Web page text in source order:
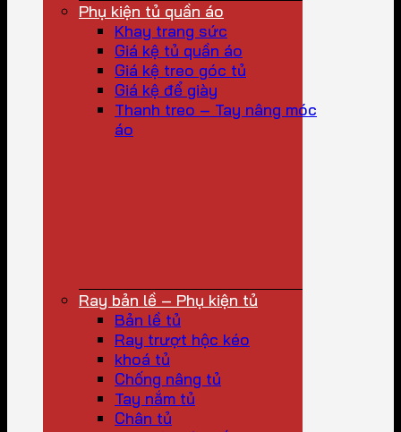
Phụ kiện tủ quần áo
Khay trang sức
Giá kệ tủ quần áo
Giá kệ treo góc tủ
Giá kệ để giày
Thanh treo – Tay nâng móc
áo
Ray bản lề – Phụ kiện tủ
Bản lề tủ
Ray trượt hộc kéo
khoá tủ
Chống nâng tủ
Tay nắm tủ
Chân tủ